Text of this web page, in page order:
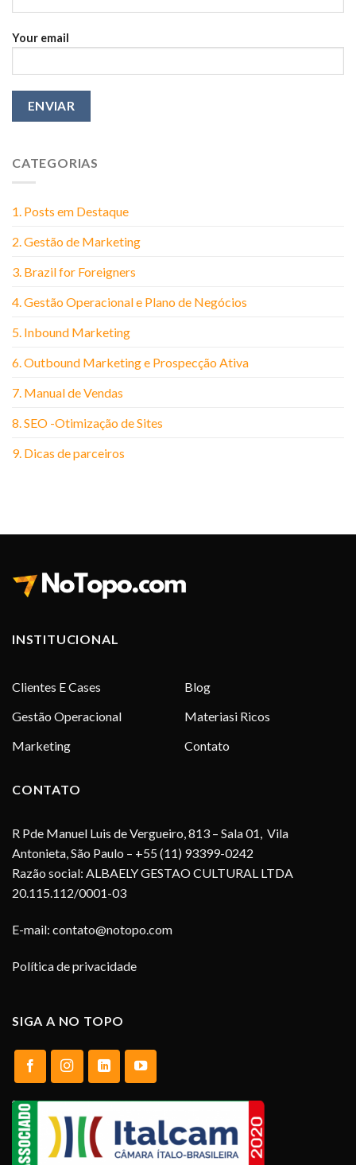
Your email
CATEGORIAS
1. Posts em Destaque
2. Gestão de Marketing
3. Brazil for Foreigners
4. Gestão Operacional e Plano de Negócios
5. Inbound Marketing
6. Outbound Marketing e Prospecção Ativa
7. Manual de Vendas
8. SEO -Otimização de Sites
9. Dicas de parceiros
INSTITUCIONAL
Clientes E Cases
Gestão Operacional
Marketing
Blog
Materiasi Ricos
Contato
CONTATO
R Pde Manuel Luis de Vergueiro, 813 – Sala 01, Vila
Antonieta, São Paulo – +55 (11) 93399-0242
Razão social: ALBAELY GESTAO CULTURAL LTDA
20.115.112/0001-03
E-mail: contato@notopo.com
Política de privacidade
SIGA A NO TOPO